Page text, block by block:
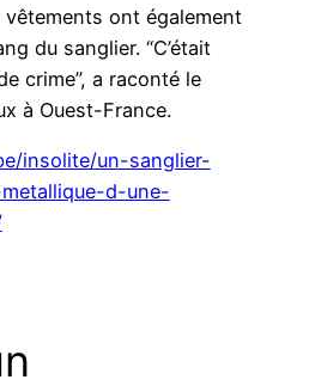
ont également
du sanglier. “C’était
crime”, a raconté le
à Ouest-France.
insolite/un-sanglier-
d-une-